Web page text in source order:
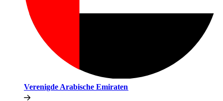
Verenigde Arabische Emiraten​​